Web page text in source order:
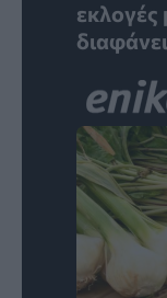
εκλογές